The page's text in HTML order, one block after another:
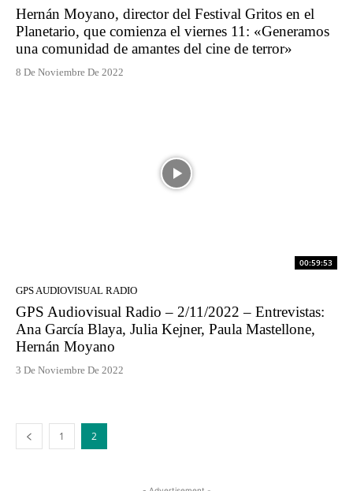
Hernán Moyano, director del Festival Gritos en el
Planetario, que comienza el viernes 11: «Generamos
una comunidad de amantes del cine de terror»
8 De Noviembre De 2022
00:59:53
GPS AUDIOVISUAL RADIO
GPS Audiovisual Radio – 2/11/2022 – Entrevistas:
Ana García Blaya, Julia Kejner, Paula Mastellone,
Hernán Moyano
3 De Noviembre De 2022
1 2